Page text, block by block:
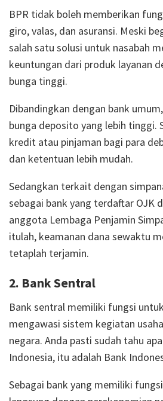
BPR tidak boleh memberikan
giro, valas, dan asuransi. Meski
salah satu solusi untuk nasabah
keuntungan dari produk layanan
bunga tinggi.
Dibandingkan dengan bank
bunga deposito yang lebih tinggi.
kredit atau pinjaman bagi para
dan ketentuan lebih mudah.
Sedangkan terkait dengan
sebagai bank yang terdaftar OJK
anggota Lembaga Penjamin
itulah, keamanan dana sewaktu
tetaplah terjamin.
2. Bank Sentral
Bank sentral memiliki fungsi
mengawasi sistem kegiatan
negara. Anda pasti sudah tahu
Indonesia, itu adalah Bank
Sebagai bank yang memiliki